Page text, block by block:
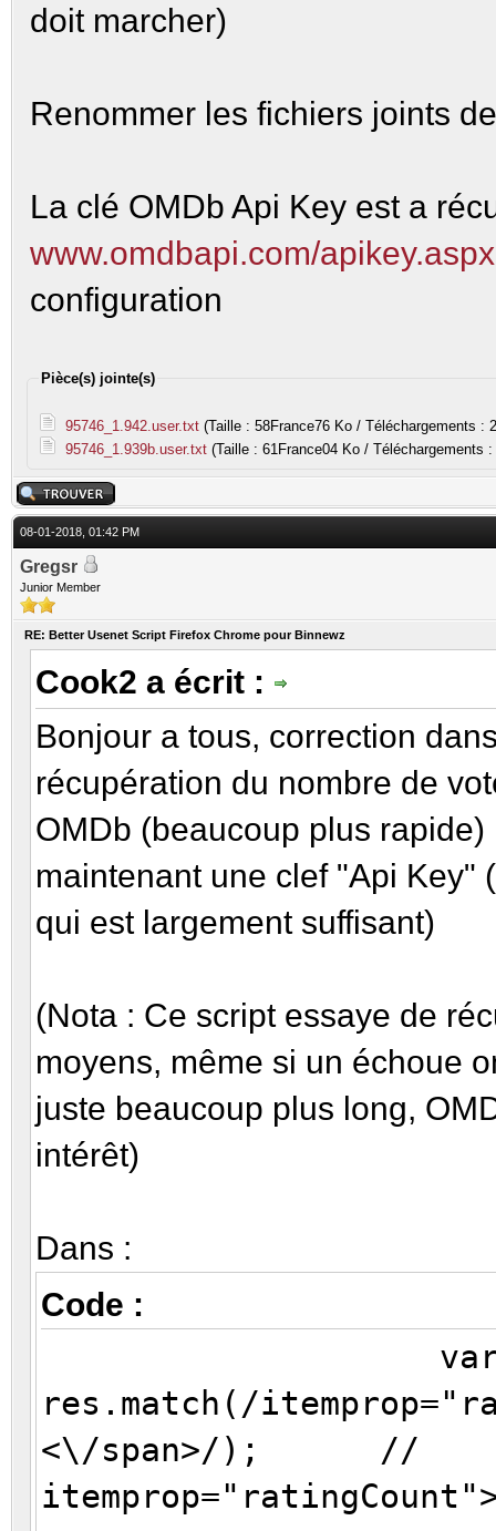
doit marcher)
Renommer les fichiers joints
La clé OMDb Api Key est a
www.omdbapi.com/apikey.aspx
configuration
Pièce(s) jointe(s)
95746_1.942.user.txt(Taille : 58France76 Ko / Téléchargements :
95746_1.939b.user.txt(Taille : 61France04 Ko / Téléchargements :
08-01-2018, 01:42 PM
Gregsr
Junior Member
RE: Better Usenet Script Firefox Chrome pour Binnewz
Cook2 a écrit :
Bonjour a tous, correction
récupération du nombre de
OMDb (beaucoup plus
maintenant une clef "Api Key"
qui est largement suffisant)
(Nota : Ce script essaye de
moyens, même si un échoue
juste beaucoup plus long,
intérêt)
Dans :
Code :
var
res.match(/
<\/span>/); //